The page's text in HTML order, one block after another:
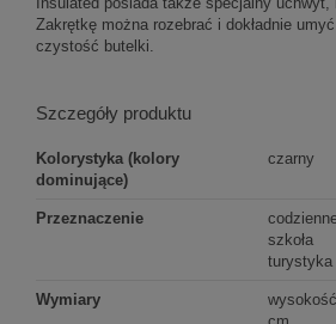
Zakrętkę można rozebrać i dokładnie
czystość butelki.
Szczegóły produktu
Kolorystyka (kolory
dominujące)
czarny
Przeznaczenie
szkoła
turystyka
Wymiary